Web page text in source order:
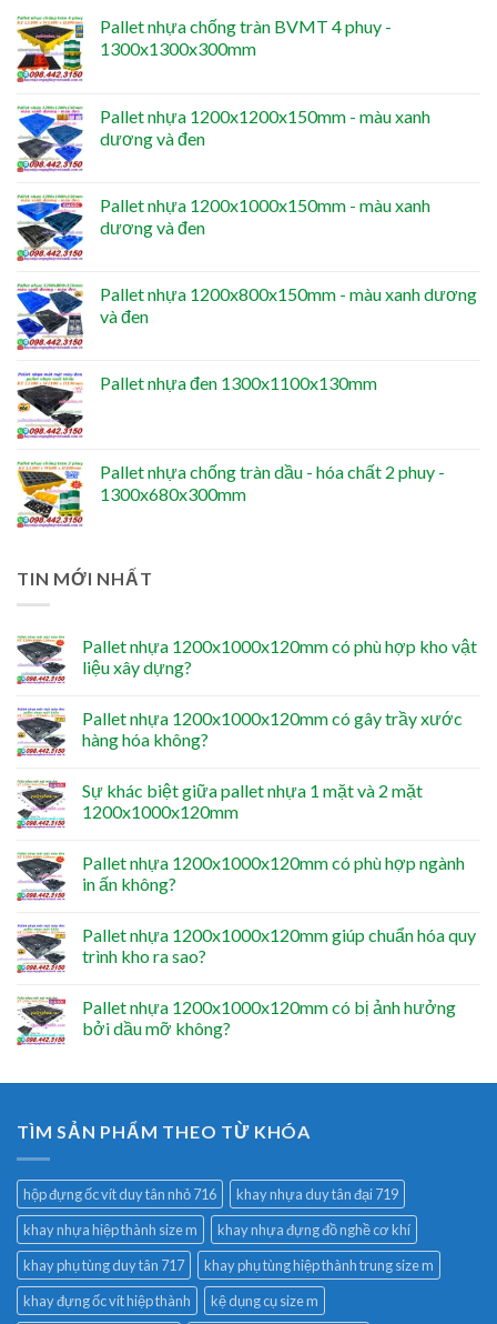
Pallet nhựa chống tràn BVMT 4 phuy -
1300x1300x300mm
Pallet nhựa 1200x1200x150mm - màu xanh
dương và đen
Pallet nhựa 1200x1000x150mm - màu xanh
dương và đen
Pallet nhựa 1200x800x150mm - màu xanh dương
và đen
Pallet nhựa đen 1300x1100x130mm
Pallet nhựa chống tràn dầu - hóa chất 2 phuy -
1300x680x300mm
TIN MỚI NHẤT
Pallet nhựa 1200x1000x120mm có phù hợp kho vật
liệu xây dựng?
Pallet nhựa 1200x1000x120mm có gây trầy xước
hàng hóa không?
Sự khác biệt giữa pallet nhựa 1 mặt và 2 mặt
1200x1000x120mm
Pallet nhựa 1200x1000x120mm có phù hợp ngành
in ấn không?
Pallet nhựa 1200x1000x120mm giúp chuẩn hóa quy
trình kho ra sao?
Pallet nhựa 1200x1000x120mm có bị ảnh hưởng
bởi dầu mỡ không?
TÌM SẢN PHẨM THEO TỪ KHÓA
hộp đựng ốc vít duy tân nhỏ 716
khay nhựa duy tân đại 719
khay nhựa hiệp thành size m
khay nhựa đựng đồ nghề cơ khí
khay phụ tùng duy tân 717
khay phụ tùng hiệp thành trung size m
khay đựng ốc vít hiệp thành
kệ dụng cụ size m